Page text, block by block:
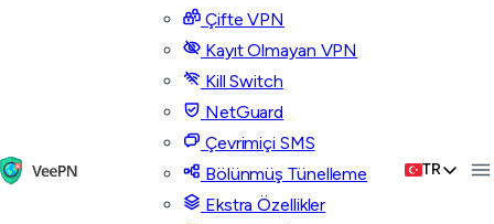
Çifte VPN
Kayıt Olmayan VPN
Kill Switch
NetGuard
Çevrimiçi SMS
Bölünmüş Tünelleme
Ekstra Özellikler
TR